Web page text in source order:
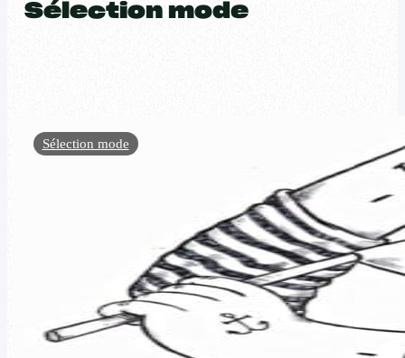
Sélection mode
Sélection mode